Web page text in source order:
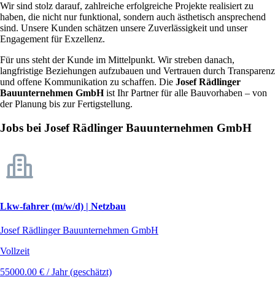
Wir sind stolz darauf, zahlreiche erfolgreiche Projekte realisiert zu
haben, die nicht nur funktional, sondern auch ästhetisch ansprechend
sind. Unsere Kunden schätzen unsere Zuverlässigkeit und unser
Engagement für Exzellenz.
Für uns steht der Kunde im Mittelpunkt. Wir streben danach,
langfristige Beziehungen aufzubauen und Vertrauen durch Transparenz
und offene Kommunikation zu schaffen. Die Josef Rädlinger
Bauunternehmen GmbHist Ihr Partner für alle Bauvorhaben – von
der Planung bis zur Fertigstellung.
Jobs bei Josef Rädlinger Bauunternehmen GmbH
Lkw-fahrer (m/w/d) | Netzbau
Josef Rädlinger Bauunternehmen GmbH
Vollzeit
55000.00 € / Jahr (geschätzt)